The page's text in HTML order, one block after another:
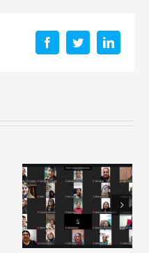
FacebookTwitterLinkedIn
Inauguración
del simulador
espacial
«Mama